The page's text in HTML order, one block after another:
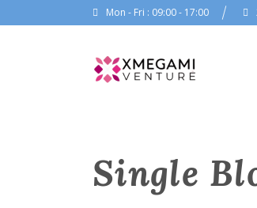
Mon - Fri : 09:00 - 17:00
Single